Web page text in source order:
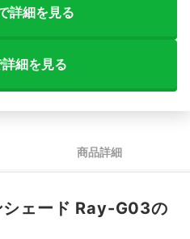
詳細を見る
細を見る
商品詳細
ェード Ray-G03の